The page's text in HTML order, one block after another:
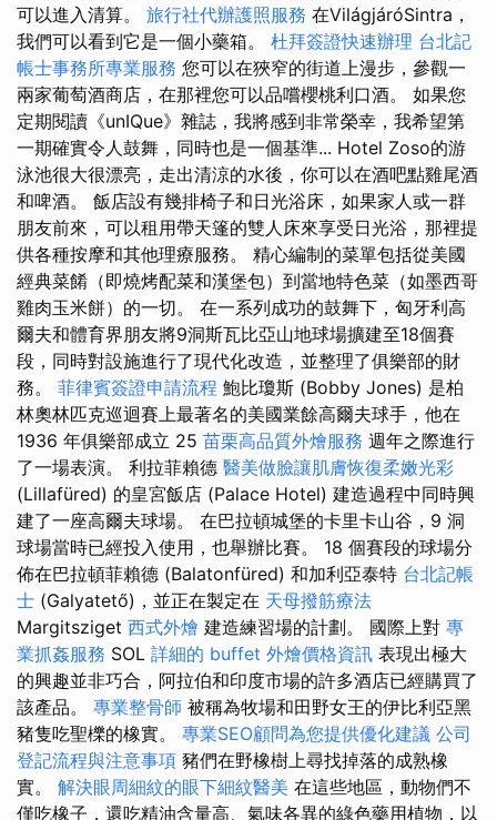
可以進入清算。 旅行社代辦護照服務 在VilágjáróSintra，
我們可以看到它是一個小藥箱。 杜拜簽證快速辦理 台北記
帳士事務所專業服務 您可以在狹窄的街道上漫步，參觀一
兩家葡萄酒商店，在那裡您可以品嚐櫻桃利口酒。 如果您
定期閱讀《unIQue》雜誌，我將感到非常榮幸，我希望第
一期確實令人鼓舞，同時也是一個基準... Hotel Zoso的游
泳池很大很漂亮，走出清涼的水後，你可以在酒吧點雞尾酒
和啤酒。 飯店設有幾排椅子和日光浴床，如果家人或一群
朋友前來，可以租用帶天篷的雙人床來享受日光浴，那裡提
供各種按摩和其他理療服務。 精心編制的菜單包括從美國
經典菜餚（即燒烤配菜和漢堡包）到當地特色菜（如墨西哥
雞肉玉米餅）的一切。 在一系列成功的鼓舞下，匈牙利高
爾夫和體育界朋友將9洞斯瓦比亞山地球場擴建至18個賽
段，同時對設施進行了現代化改造，並整理了俱樂部的財
務。 菲律賓簽證申請流程 鮑比瓊斯 (Bobby Jones) 是柏
林奧林匹克巡迴賽上最著名的美國業餘高爾夫球手，他在
1936 年俱樂部成立 25 苗栗高品質外燴服務 週年之際進行
了一場表演。 利拉菲賴德 醫美做臉讓肌膚恢復柔嫩光彩
(Lillafüred) 的皇宮飯店 (Palace Hotel) 建造過程中同時興
建了一座高爾夫球場。 在巴拉頓城堡的卡里卡山谷，9 洞
球場當時已經投入使用，也舉辦比賽。 18 個賽段的球場分
佈在巴拉頓菲賴德 (Balatonfüred) 和加利亞泰特 台北記帳
士 (Galyatető)，並正在製定在 天母撥筋療法
Margitsziget 西式外燴 建造練習場的計劃。 國際上對 專
業抓姦服務 SOL 詳細的 buffet 外燴價格資訊 表現出極大
的興趣並非巧合，阿拉伯和印度市場的許多酒店已經購買了
該產品。 專業整骨師 被稱為牧場和田野女王的伊比利亞黑
豬隻吃聖櫟的橡實。 專業SEO顧問為您提供優化建議 公司
登記流程與注意事項 豬們在野橡樹上尋找掉落的成熟橡
實。 解決眼周細紋的眼下細紋醫美 在這些地區，動物們不
僅吃橡子，還吃精油含量高、氣味各異的綠色藥用植物，以